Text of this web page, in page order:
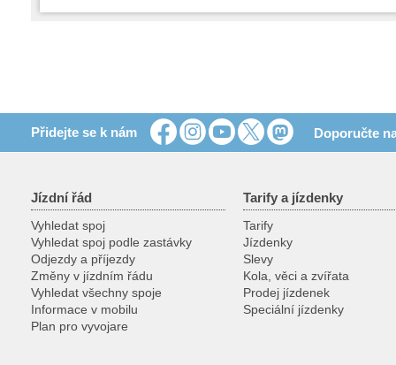
Přidejte se k nám Doporučte
Jízdní řád
Vyhledat spoj
Vyhledat spoj podle zastávky
Odjezdy a příjezdy
Změny v jízdním řádu
Vyhledat všechny spoje
Informace v mobilu
Plan pro vyvojare
Tarify a jízdenky
Tarify
Jízdenky
Slevy
Kola, věci a zvířata
Prodej jízdenek
Speciální jízdenky